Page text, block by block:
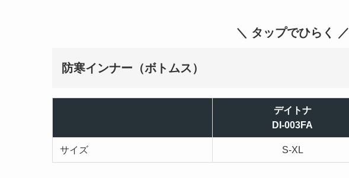
＼ タップでひらく ／
防寒インナー（ボトムス）
デイトナ
DI-003FA
サイズ S-XL